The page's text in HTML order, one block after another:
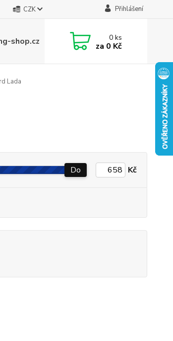
CZK Přihlášení
shop.cz 0ks
za 0 Kč
Lada
Do Kč